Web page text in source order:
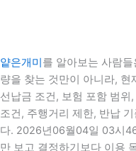
얕은개미를 알아보는 사람
량을 찾는 것만이 아니라,
선납금 조건, 보험 포함 범위
조건, 주행거리 제한, 반납
다. 2026년06월04일 03시
만 보고 결정하기보다 이용